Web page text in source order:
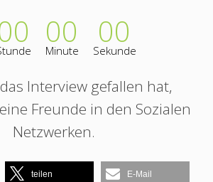
00
Minute 00
Sekunde
Interview gefallen hat,
Freunde in den Sozialen
Netzwerken.
teilen E-Mail